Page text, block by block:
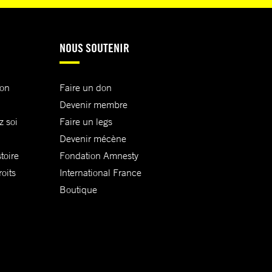
soi
NOUS SOUTENIR
Faire un don
Devenir membre
Faire un legs
Devenir mécène
Fondation Amnesty
International France
Boutique